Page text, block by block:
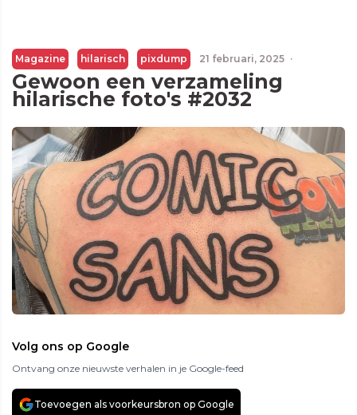
Magazine hilarisch pixdump 21 februari, 2025 ·
Gewoon een verzameling
hilarische foto's #2032
Volg ons op Google
Ontvang onze nieuwste verhalen in je Google-feed
Toevoegen als voorkeursbron op Google